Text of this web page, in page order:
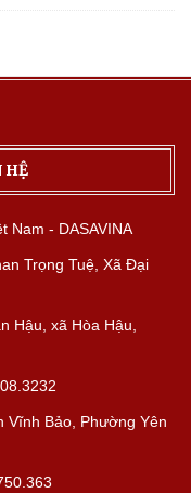
HỆ
Nam - DASAVINA
Trọng Tuệ, Xã Đại
Hậu, xã Hòa Hậu,
Vĩnh Bảo, Phường Yên